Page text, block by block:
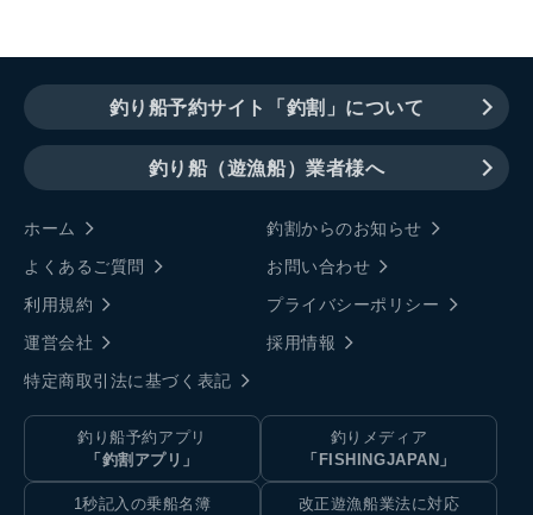
釣り船予約サイト「釣割」について
釣り船（遊漁船）業者様へ
ホーム
釣割からのお知らせ
よくあるご質問
お問い合わせ
利用規約
プライバシーポリシー
運営会社
採用情報
特定商取引法に基づく表記
釣り船予約アプリ
「釣割アプリ」
釣りメディア
「FISHINGJAPAN」
1秒記入の乗船名簿
改正遊漁船業法に対応